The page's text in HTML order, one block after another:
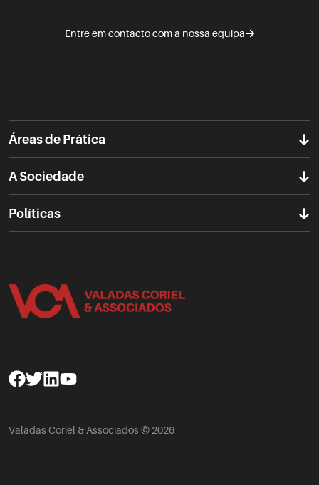
Entre em contacto com a nossa equipa
Áreas de Prática
A Sociedade
Políticas
Facebook
TwitterLinkedinYoutube
Valadas Coriel & Associados © 2026